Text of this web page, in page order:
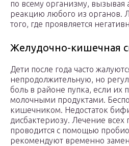
по всему организму, вызывая
реакцию любого из органов.
того, где проявляется
Желудочно-кишечная
Дети после года часто
непродолжительную, но
боль в районе пупка, если их
молочными продуктами.
кишечником. Недостаток
дисбактериозу. Лечение
проводится с помощью
рекомендуют временно